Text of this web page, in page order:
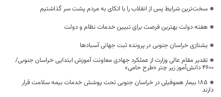
سخت‌ترین شرایط پس از انقلاب را با اتکای به مردم پشت سر گذاشتیم
هفته دولت بهترین فرصت برای تبیین خدمات نظام و دولت
یشتازی خراسان جنوبی در پرونده ثبت جهانی آسبادها
تقدیر مقام عالی وزارت از عملکرد جهادی معاونت آموزش ابتدایی خراسان جنوبی/
۴۶۰۰ دانش‌آموز زیر چتر «طرح حامی»
۱۸۵ بیمار هموفیلی در خراسان جنوبی تحت پوشش خدمات بیمه سلامت قرار
دارند